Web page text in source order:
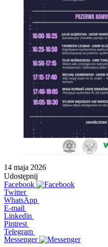
14 maja 2026
Udostępnij
Facebook
Twitter
WhatsApp
E-mail
Linkedin
Pintrest
Telegram
Messenger